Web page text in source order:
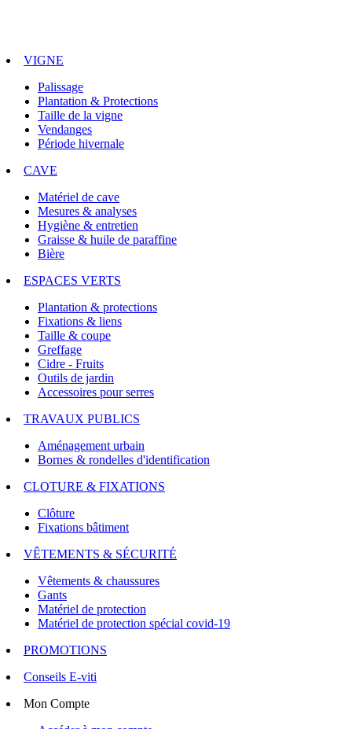
VIGNE
Palissage
Plantation & Protections
Taille de la vigne
Vendanges
Période hivernale
CAVE
Matériel de cave
Mesures & analyses
Hygiène & entretien
Graisse & huile de paraffine
Bière
ESPACES VERTS
Plantation & protections
Fixations & liens
Taille & coupe
Greffage
Cidre - Fruits
Outils de jardin
Accessoires pour serres
TRAVAUX PUBLICS
Aménagement urbain
Bornes & rondelles d'identification
CLOTURE & FIXATIONS
Clôture
Fixations bâtiment
VÊTEMENTS & SÉCURITÉ
Vêtements & chaussures
Gants
Matériel de protection
Matériel de protection spécial covid-19
PROMOTIONS
Conseils E-viti
Mon Compte